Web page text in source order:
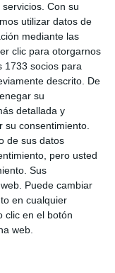
Con su
utilizar datos de
mediante las
clic para otorgarnos
1733 socios para
descrito. De
su
detallada y
su consentimiento.
de sus datos
pero usted
Sus
Puede cambiar
en cualquier
clic en el botón
web.
Ayuda a
por el
de sus
la
de
Lagunas